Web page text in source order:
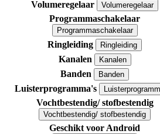
Volumeregelaar
Volumeregelaar
Programmaschakelaar
Programmaschakelaar
Ringleiding Ringleiding
Kanalen Kanalen
Banden
Banden
Luisterprogramma's
Vochtbestendig/ stofbestendig
Vochtbestendig/ stofbestendig
Geschikt voor Android